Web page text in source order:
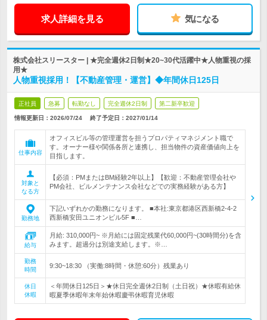
求人詳細を見る 気になる
株式会社スリースター | ★完全週休2日制★20~30代活躍中★人物重視の採
用★
人物重視採用！【不動産管理・運営】◆年間休日125日
正社員 急募 転勤なし 完全週休2日制 第二新卒歓迎
情報更新日：2026/07/24 終了予定日： 2027/01/14
仕事内容
オフィスビル等の管理運営を担うプロパティマネジメント職で
す。オーナー様や関係各所と連携し、担当物件の資産価値向上を
目指します。
対象と
なる方
【必須：PMまたはBM経験2年以上】【歓迎：不動産管理会社や
PM会社、ビルメンテナンス会社などでの実務経験がある方】
勤務地
下記いずれかの勤務になります。 ■本社:東京都港区西新橋2-4-2
西新橋安田ユニオンビル5F ■…
給与
月給: 310,000円~ ※月給には固定残業代60,000円~(30時間分)を含
みます。超過分は別途支給します。※…
勤務
時間
9:30~18:30 （実働:8時間・休憩:60分）残業あり
休日
休暇
＜年間休日125日＞★休日完全週休2日制（土日祝）★休暇有給休
暇夏季休暇年末年始休暇慶弔休暇育児休暇